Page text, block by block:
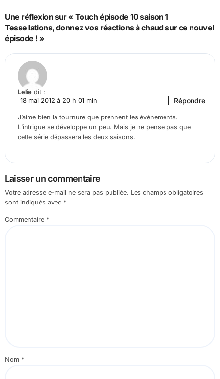
Une réflexion sur « Touch épisode 10 saison 1
Tessellations, donnez vos réactions à chaud sur ce nouvel
épisode ! »
Lelie dit :
18 mai 2012 à 20 h 01 min
J’aime bien la tournure que prennent les événements.
L’intrigue se développe un peu. Mais je ne pense pas que
cette série dépassera les deux saisons.
Répondre
Laisser un commentaire
Votre adresse e-mail ne sera pas publiée. Les champs obligatoires
sont indiqués avec *
Commentaire *
Nom *